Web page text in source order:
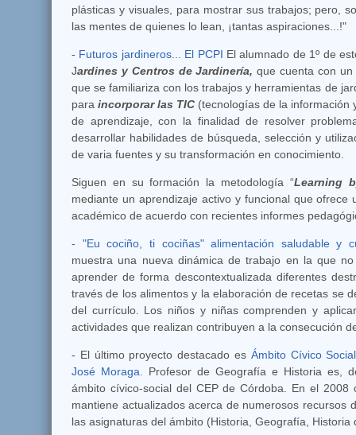
plásticas y visuales, para mostrar sus trabajos; pero,
las mentes de quienes lo lean, ¡tantas aspiraciones...!"
- Futuros jardineros... El PCPI El alumnado de 1º de
Jardines y Centros de Jardinería, que cuenta con
que se familiariza con los trabajos y herramientas de
para incorporar las TIC (tecnologías de la información
de aprendizaje, con la finalidad de resolver
desarrollar habilidades de búsqueda, selección y
de varia fuentes y su transformación en conocimiento.
Siguen en su formación la metodología “Learning
mediante un aprendizaje activo y funcional que ofrece
académico de acuerdo con recientes informes
- "Eu cociño, ti cociñas" alimentación saludable y
muestra una nueva dinámica de trabajo en la que
aprender de forma descontextualizada diferentes
través de los alimentos y la elaboración de recetas se
del currículo. Los niños y niñas comprenden y
actividades que realizan contribuyen a la consecución
- El último proyecto destacado es Ámbito Cívico
José Moraga. Profesor de Geografía e Historia es,
ámbito cívico-social del CEP de Córdoba . En el 2008
mantiene actualizados acerca de numerosos recursos
las asignaturas del ámbito (Historia, Geografía,